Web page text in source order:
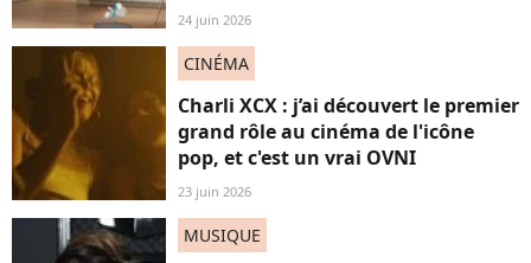
24 juin 2026
CINÉMA
Charli XCX : j’ai découvert le premier
grand rôle au cinéma de l'icône
pop, et c'est un vrai OVNI
23 juin 2026
MUSIQUE